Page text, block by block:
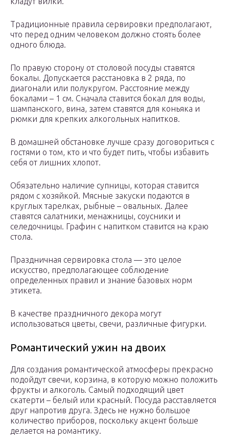
Традиционные правила сервировки предполагают,
что перед одним человеком должно стоять более
одного блюда.
По правую сторону от столовой посуды ставятся
бокалы. Допускается расстановка в 2 ряда, по
диагонали или полукругом. Расстояние между
бокалами – 1 см. Сначала ставится бокал для воды,
шампанского, вина, затем ставятся для коньяка и
рюмки для крепких алкогольных напитков.
В домашней обстановке лучше сразу договориться с
гостями о том, кто и что будет пить, чтобы избавить
себя от лишних хлопот.
Обязательно наличие супницы, которая ставится
рядом с хозяйкой. Мясные закуски подаются в
круглых тарелках, рыбные – овальных. Далее
ставятся салатники, менажницы, соусники и
селедочницы. Графин с напитком ставится на краю
стола.
Праздничная сервировка стола — это целое
искусство, предполагающее соблюдение
определенных правил и знание базовых норм
этикета.
В качестве праздничного декора могут
использоваться цветы, свечи, различные фигурки.
Романтический ужин на двоих
Для создания романтической атмосферы прекрасно
подойдут свечи, корзина, в которую можно положить
фрукты и алкоголь. Самый подходящий цвет
скатерти – белый или красный. Посуда расставляется
друг напротив друга. Здесь не нужно большое
количество приборов, поскольку акцент больше
делается на романтику.